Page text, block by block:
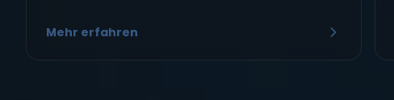
Mehr erfahren